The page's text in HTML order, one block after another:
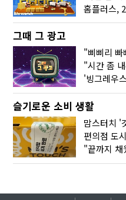
홈플러스,
그때 그 광고
"삐삐리 빠
"시간 좀
슬기로운 소비 생활